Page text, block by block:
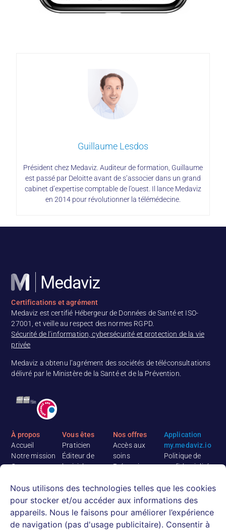
Nous utilisons des technologies telles que les cookies
pour stocker et/ou accéder aux informations des
appareils. Nous le faisons pour améliorer l’expérience
de navigation (pas d'usage publicitaire). Consentir à
Guillaume Lesdos
Président chez Medaviz. Auditeur de formation, Guillaume
est passé par Deloitte avant de s’associer dans un grand
cabinet d’expertise comptable de l’ouest. Il lance Medaviz
en 2014 pour révolutionner la télémédecine.
Certifications et agrément
Medaviz est certifié Hébergeur de Données de Santé et ISO-
27001, et veille au respect des normes RGPD.
Sécurité de l’information, cybersécurité et protection de la vie
privée
Medaviz a obtenu l’agrément des sociétés de téléconsultations
délivré par le Ministère de la Santé et de la Prévention.
À propos
Accueil
Notre mission
Contact
recrute
Rejoignez notre
médicale
Vous êtes
Praticien
Éditeur de
logiciel
médico-social
Mutuelle,
assureur,
courtier
Nos offres
Accès aux
soins
Prévention
téléconsultation
Ressources
Actualités
Application
my.medaviz.io
Politique de
confidentialité
Générales
d’Utilisation